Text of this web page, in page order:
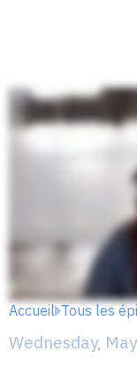
Accueil Tous les
Wednesday,